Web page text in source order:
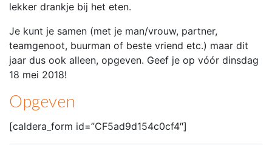
lekker drankje bij het eten.
Je kunt je samen (met je man/vrouw, partner,
teamgenoot, buurman of beste vriend etc.) maar dit
jaar dus ook alleen, opgeven. Geef je op vóór dinsdag
18 mei 2018!
Opgeven
[caldera_form id=”CF5ad9d154c0cf4″]